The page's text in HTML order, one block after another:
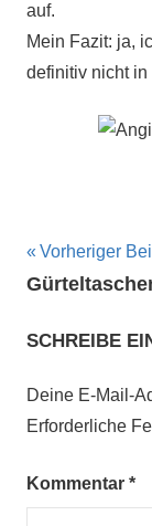
auf.
Mein Fazit: ja,
definitiv nicht in
Vorheriger
SCHREIBE
Deine E-Mail-
Erforderliche
Kommentar *